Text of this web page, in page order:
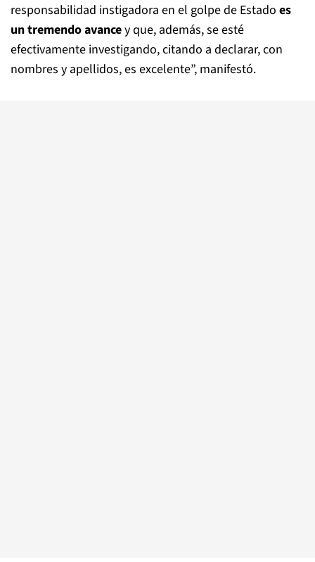
responsabilidad instigadora en el golpe de Estado es
un tremendo avancey que, además, se esté
efectivamente investigando, citando a declarar, con
nombres y apellidos, es excelente”, manifestó.